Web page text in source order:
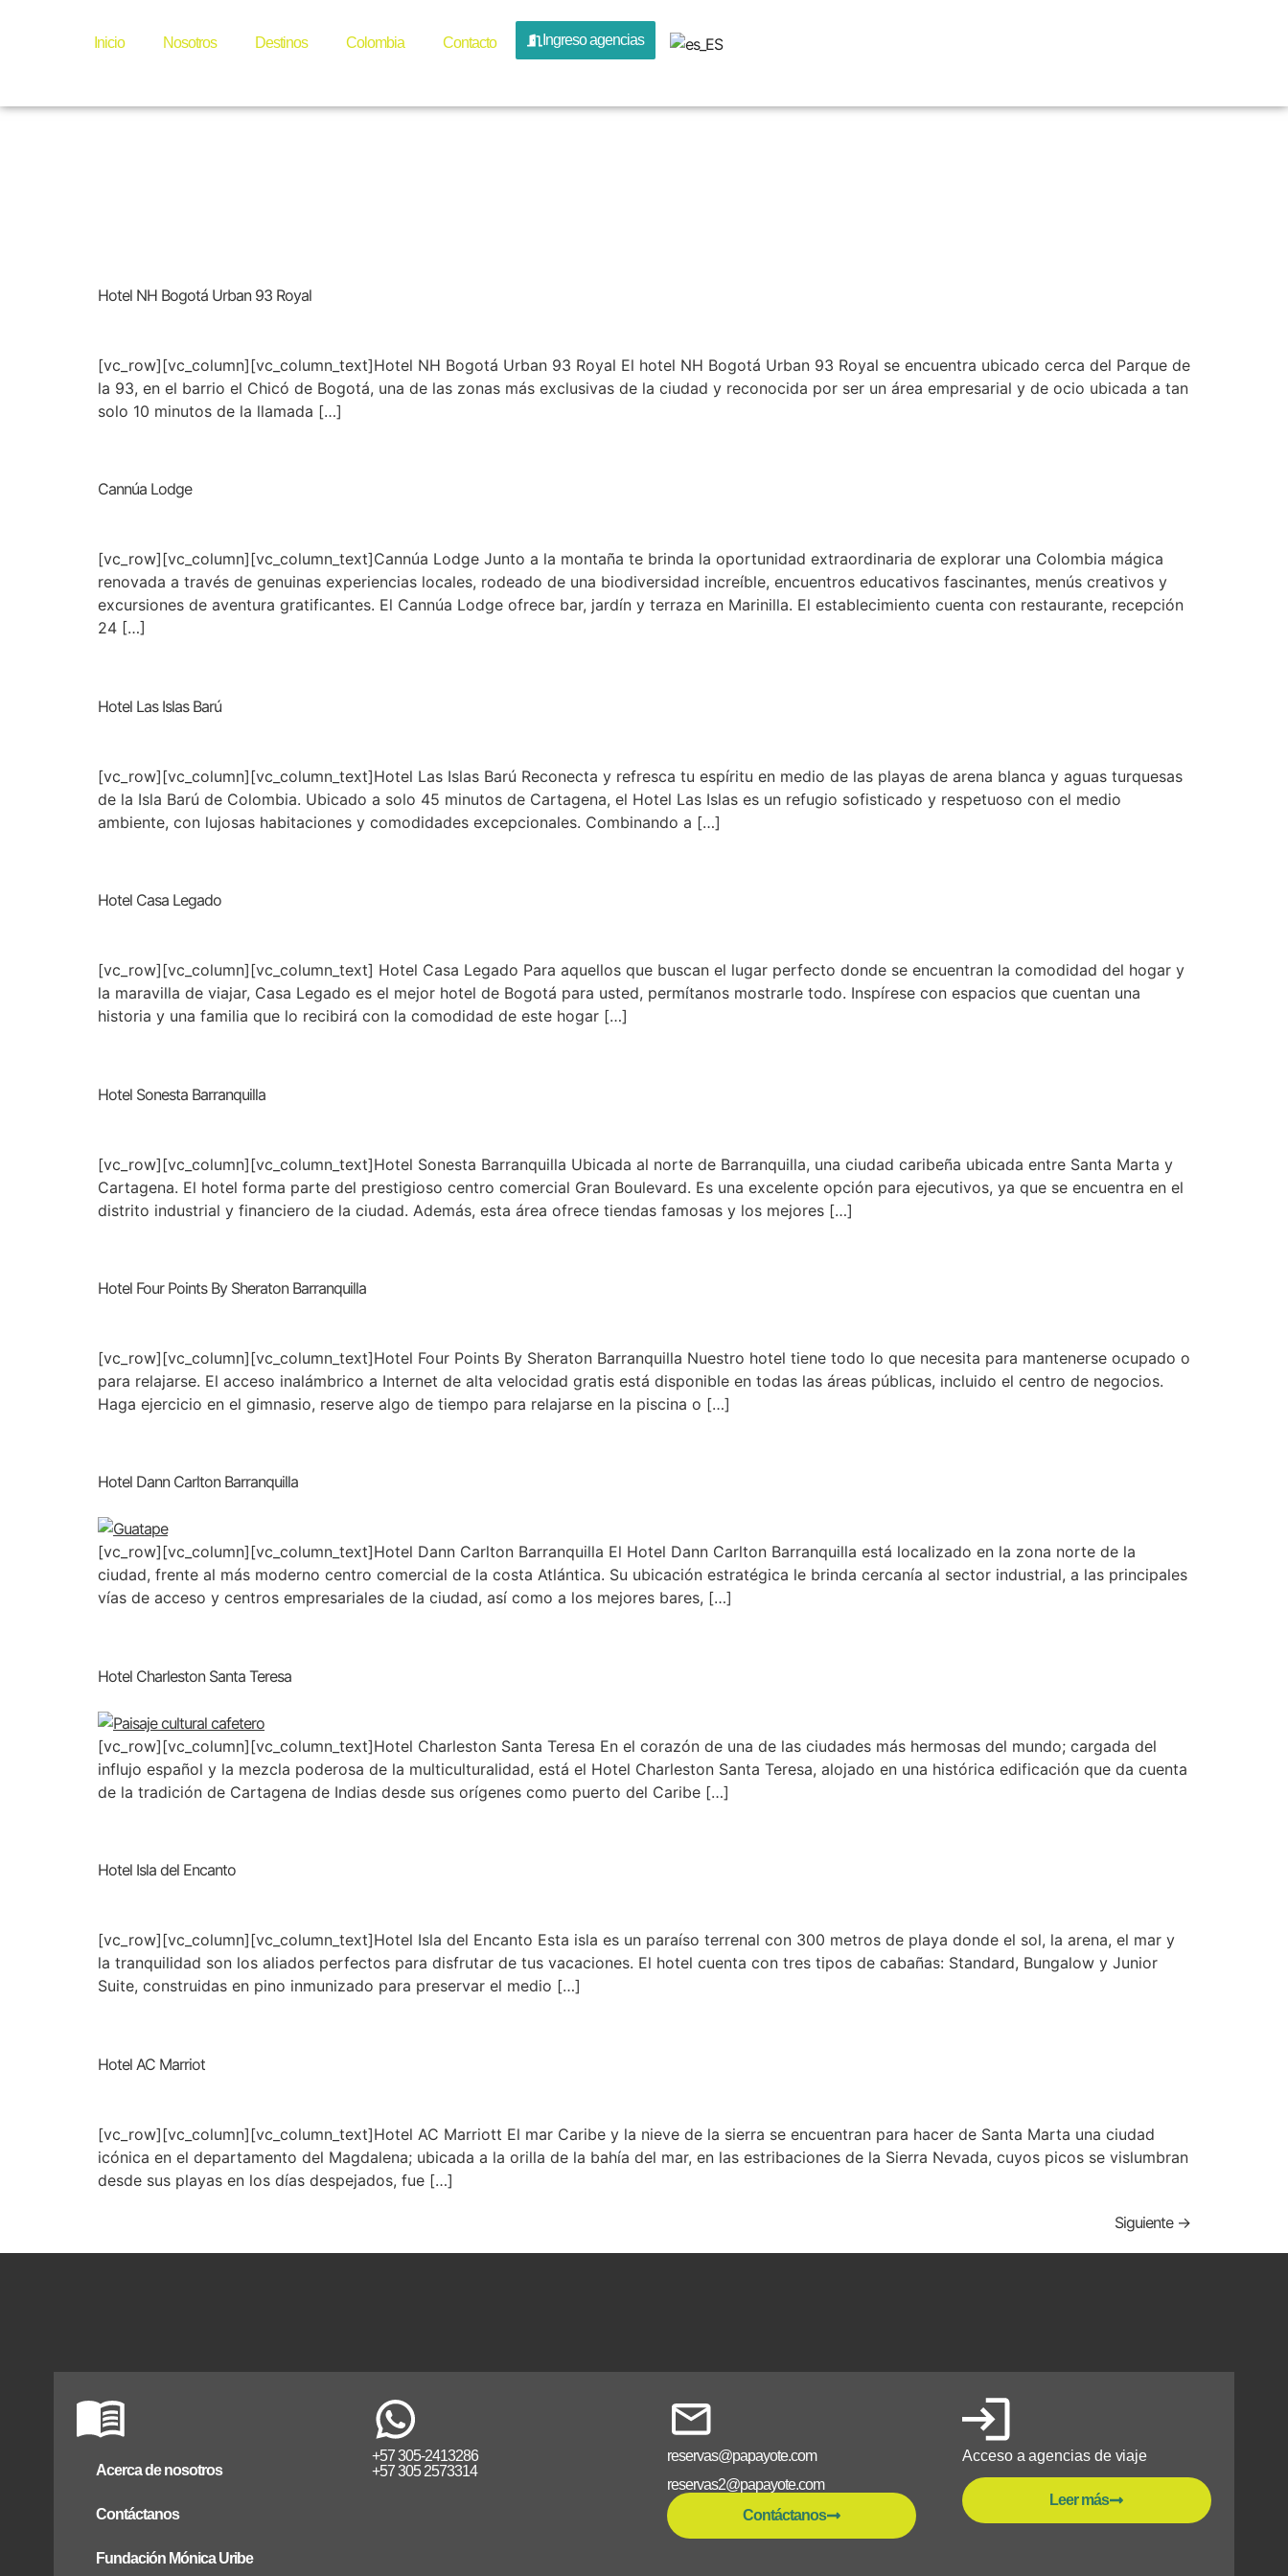
Inicio Nosotros Destinos Colombia Contacto Ingreso agencias
Etiqueta:medellin
Hotel NH Bogotá Urban 93 Royal
[vc_row][vc_column][vc_column_text]Hotel NH Bogotá Urban 93 Royal El hotel NH Bogotá Urban 93 Royal se encuentra ubicado cerca del Parque de
la 93, en el barrio el Chicó de Bogotá, una de las zonas más exclusivas de la ciudad y reconocida por ser un área empresarial y de ocio ubicada a tan
solo 10 minutos de la llamada […]
Cannúa Lodge
[vc_row][vc_column][vc_column_text]Cannúa Lodge Junto a la montaña te brinda la oportunidad extraordinaria de explorar una Colombia mágica
renovada a través de genuinas experiencias locales, rodeado de una biodiversidad increíble, encuentros educativos fascinantes, menús creativos y
excursiones de aventura gratificantes. El Cannúa Lodge ofrece bar, jardín y terraza en Marinilla. El establecimiento cuenta con restaurante, recepción
24 […]
Hotel Las Islas Barú
[vc_row][vc_column][vc_column_text]Hotel Las Islas Barú Reconecta y refresca tu espíritu en medio de las playas de arena blanca y aguas turquesas
de la Isla Barú de Colombia. Ubicado a solo 45 minutos de Cartagena, el Hotel Las Islas es un refugio sofisticado y respetuoso con el medio
ambiente, con lujosas habitaciones y comodidades excepcionales. Combinando a […]
Hotel Casa Legado
[vc_row][vc_column][vc_column_text] Hotel Casa Legado Para aquellos que buscan el lugar perfecto donde se encuentran la comodidad del hogar y
la maravilla de viajar, Casa Legado es el mejor hotel de Bogotá para usted, permítanos mostrarle todo. Inspírese con espacios que cuentan una
historia y una familia que lo recibirá con la comodidad de este hogar […]
Hotel Sonesta Barranquilla
[vc_row][vc_column][vc_column_text]Hotel Sonesta Barranquilla Ubicada al norte de Barranquilla, una ciudad caribeña ubicada entre Santa Marta y
Cartagena. El hotel forma parte del prestigioso centro comercial Gran Boulevard. Es una excelente opción para ejecutivos, ya que se encuentra en el
distrito industrial y financiero de la ciudad. Además, esta área ofrece tiendas famosas y los mejores […]
Hotel Four Points By Sheraton Barranquilla
[vc_row][vc_column][vc_column_text]Hotel Four Points By Sheraton Barranquilla Nuestro hotel tiene todo lo que necesita para mantenerse ocupado o
para relajarse. El acceso inalámbrico a Internet de alta velocidad gratis está disponible en todas las áreas públicas, incluido el centro de negocios.
Haga ejercicio en el gimnasio, reserve algo de tiempo para relajarse en la piscina o […]
Hotel Dann Carlton Barranquilla
[vc_row][vc_column][vc_column_text]Hotel Dann Carlton Barranquilla El Hotel Dann Carlton Barranquilla está localizado en la zona norte de la
ciudad, frente al más moderno centro comercial de la costa Atlántica. Su ubicación estratégica le brinda cercanía al sector industrial, a las principales
vías de acceso y centros empresariales de la ciudad, así como a los mejores bares, […]
Hotel Charleston Santa Teresa
[vc_row][vc_column][vc_column_text]Hotel Charleston Santa Teresa En el corazón de una de las ciudades más hermosas del mundo; cargada del
influjo español y la mezcla poderosa de la multiculturalidad, está el Hotel Charleston Santa Teresa, alojado en una histórica edificación que da cuenta
de la tradición de Cartagena de Indias desde sus orígenes como puerto del Caribe […]
Hotel Isla del Encanto
[vc_row][vc_column][vc_column_text]Hotel Isla del Encanto Esta isla es un paraíso terrenal con 300 metros de playa donde el sol, la arena, el mar y
la tranquilidad son los aliados perfectos para disfrutar de tus vacaciones. El hotel cuenta con tres tipos de cabañas: Standard, Bungalow y Junior
Suite, construidas en pino inmunizado para preservar el medio […]
Hotel AC Marriot
[vc_row][vc_column][vc_column_text]Hotel AC Marriott El mar Caribe y la nieve de la sierra se encuentran para hacer de Santa Marta una ciudad
icónica en el departamento del Magdalena; ubicada a la orilla de la bahía del mar, en las estribaciones de la Sierra Nevada, cuyos picos se vislumbran
desde sus playas en los días despejados, fue […]
Siguiente →
Acerca de nosotros
Contáctanos
Fundación Mónica Uribe
+57 305-2413286
+57 305 2573314
reservas@papayote.com
reservas2@papayote.com
Contáctanos
Acceso a agencias de viaje
Leer más